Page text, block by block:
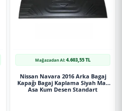
Mağazadan Al:4.603,55 TL
Nissan Navara 2016 Arka Bagaj
Kapağı Bagaj Kaplama Siyah Mat
Asa Kum Desen Standart